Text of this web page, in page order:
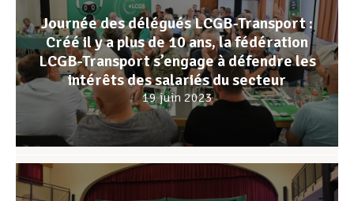
Journée des délégués LCGB-Transport :
Créé il y a plus de 10 ans, la fédération
LCGB-Transport s’engage à défendre les
intérêts des salariés du secteur
19 juin 2023